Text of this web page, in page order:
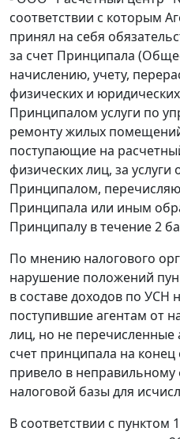
соответствии с которым
принял на себя
за счет Принципала
начислению, учету,
физических и
Принципалом услуги по
ремонту жилых
поступающие на
физических лиц, за
Принципалом,
Принципала или иным
Принципалу в течение 2
По мнению налогового
нарушение положений
в составе доходов по УСН
поступившие агентам от
лиц, но не перечисленные
счет принципала на
привело в
налоговой базы для
В соответствии с пунктом